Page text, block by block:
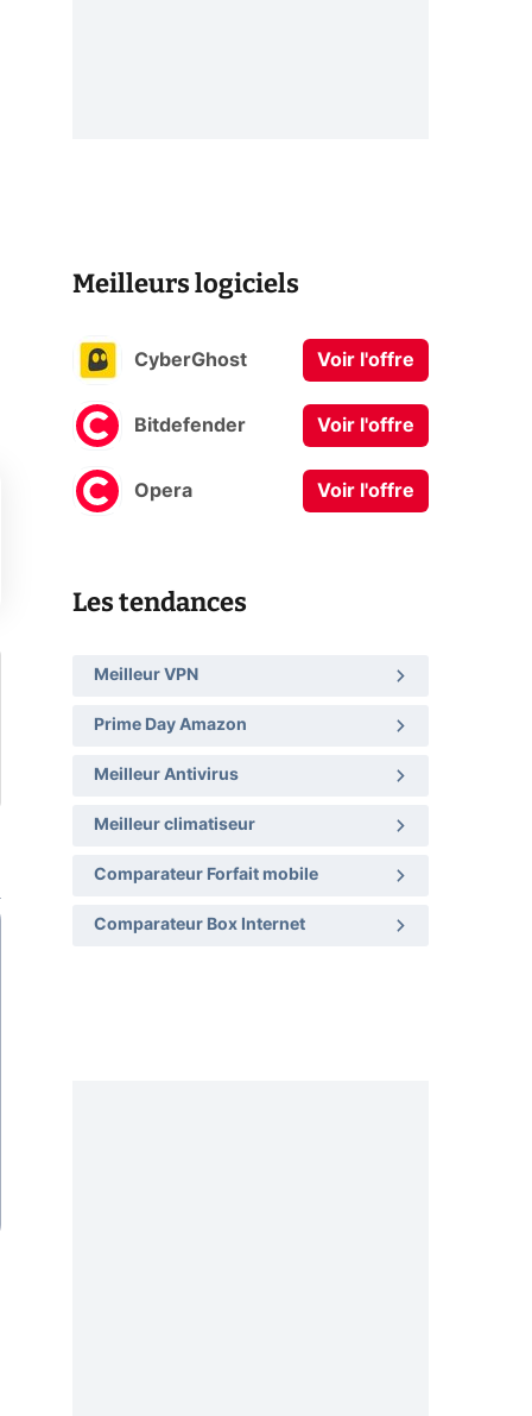
Meilleurs logiciels
CyberGhost Voir l'offre
Bitdefender Voir l'offre
Opera Voir l'offre
Les tendances
Meilleur VPN
Prime Day Amazon
Meilleur Antivirus
Meilleur climatiseur
Comparateur Forfait mobile
Comparateur Box Internet